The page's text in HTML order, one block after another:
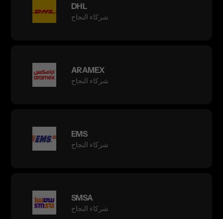
DHL
شركاء النجاح
ARAMEX
شركاء النجاح
EMS
شركاء النجاح
SMSA
شركاء النجاح